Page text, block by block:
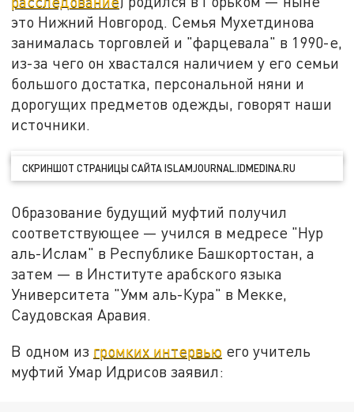
это Нижний Новгород. Семья Мухетдинова
занималась торговлей и "фарцевала" в 1990-е,
из-за чего он хвастался наличием у его семьи
большого достатка, персональной няни и
дорогущих предметов одежды, говорят наши
источники.
СКРИНШОТ СТРАНИЦЫ САЙТА ISLAMJOURNAL.IDMEDINA.RU
Образование будущий муфтий получил
соответствующее — учился в медресе "Нур
аль-Ислам" в Республике Башкортостан, а
затем — в Институте арабского языка
Университета "Умм аль-Кура" в Мекке,
Саудовская Аравия.
В одном из громких интервью его учитель
муфтий Умар Идрисов заявил: